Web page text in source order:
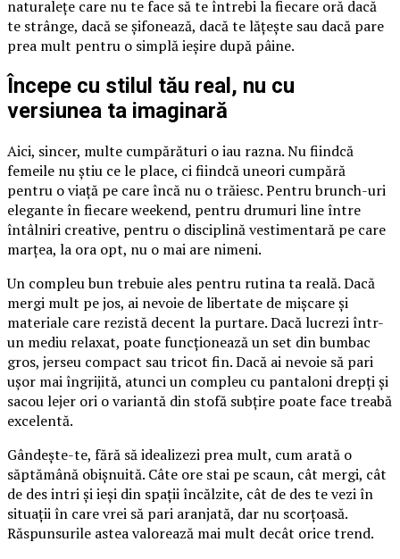
naturalețe care nu te face să te întrebi la fiecare oră dacă
te strânge, dacă se șifonează, dacă te lățește sau dacă pare
prea mult pentru o simplă ieșire după pâine.
Începe cu stilul tău real, nu cu
versiunea ta imaginară
Aici, sincer, multe cumpărături o iau razna. Nu fiindcă
femeile nu știu ce le place, ci fiindcă uneori cumpără
pentru o viață pe care încă nu o trăiesc. Pentru brunch-uri
elegante în fiecare weekend, pentru drumuri line între
întâlniri creative, pentru o disciplină vestimentară pe care
marțea, la ora opt, nu o mai are nimeni.
Un compleu bun trebuie ales pentru rutina ta reală. Dacă
mergi mult pe jos, ai nevoie de libertate de mișcare și
materiale care rezistă decent la purtare. Dacă lucrezi într-
un mediu relaxat, poate funcționează un set din bumbac
gros, jerseu compact sau tricot fin. Dacă ai nevoie să pari
ușor mai îngrijită, atunci un compleu cu pantaloni drepți și
sacou lejer ori o variantă din stofă subțire poate face treabă
excelentă.
Gândește-te, fără să idealizezi prea mult, cum arată o
săptămână obișnuită. Câte ore stai pe scaun, cât mergi, cât
de des intri și ieși din spații încălzite, cât de des te vezi în
situații în care vrei să pari aranjată, dar nu scorțoasă.
Răspunsurile astea valorează mai mult decât orice trend.